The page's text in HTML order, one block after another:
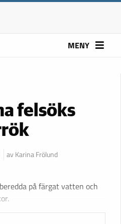
MENY
felsöks
av Karina Frölund
på färgat vatten och